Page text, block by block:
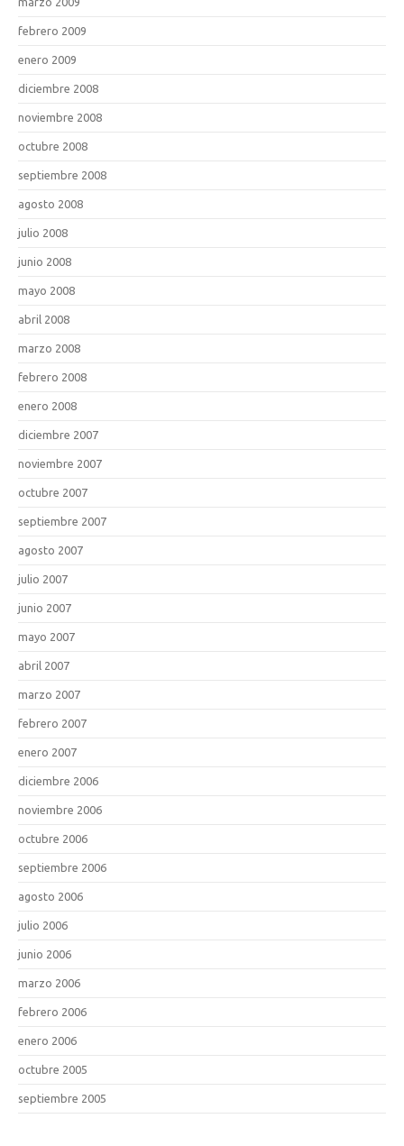
febrero 2009
enero 2009
diciembre 2008
noviembre 2008
octubre 2008
septiembre 2008
agosto 2008
julio 2008
junio 2008
mayo 2008
abril 2008
marzo 2008
febrero 2008
enero 2008
diciembre 2007
noviembre 2007
octubre 2007
septiembre 2007
agosto 2007
julio 2007
junio 2007
mayo 2007
abril 2007
marzo 2007
febrero 2007
enero 2007
diciembre 2006
noviembre 2006
octubre 2006
septiembre 2006
agosto 2006
julio 2006
junio 2006
marzo 2006
febrero 2006
enero 2006
octubre 2005
septiembre 2005